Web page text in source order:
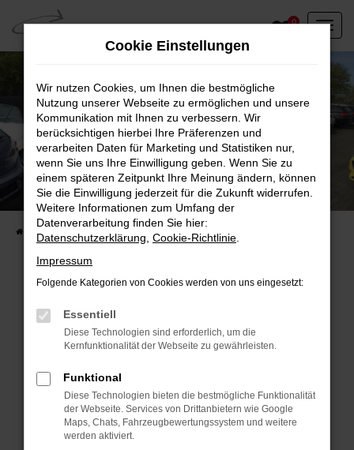
Zum
Hauptinhalt
springen
0
Unser Fahrzeugbestand vor Ort
Entdecken Sie unsere sofort verfügbaren
Fahrzeugangebote
Fehler: Network Error
Beim Laden ist ein Fehler aufgetreten.
Hier sind ein paar Tipps, die dir helfen können:
Überprüfe deine Firewall und deine
Internetverbindung.
Laden andere Webseiten, zum Beispiel deine
Suchmaschine?
Cookie Einstellungen
Wir nutzen Cookies, um Ihnen die bestmögliche
Nutzung unserer Webseite zu ermöglichen und unsere
Kommunikation mit Ihnen zu verbessern. Wir
berücksichtigen hierbei Ihre Präferenzen und
verarbeiten Daten für Marketing und Statistiken nur,
wenn Sie uns Ihre Einwilligung geben. Wenn Sie zu
einem späteren Zeitpunkt Ihre Meinung ändern, können
Sie die Einwilligung jederzeit für die Zukunft widerrufen.
Weitere Informationen zum Umfang der
Datenverarbeitung finden Sie hier:
Datenschutzerklärung Cookie-Richtlinie
Impressum
Folgende Kategorien von Cookies werden von uns eingesetzt:
Essentiell
Diese Technologien sind erforderlich, um die
Kernfunktionalität der Webseite zu gewährleisten.
Funktional
Diese Technologien bieten die bestmögliche Funktionalität
der Webseite. Services von Drittanbietern wie Google
Maps, Chats, Fahrzeugbewertungssystem und weitere
werden aktiviert.